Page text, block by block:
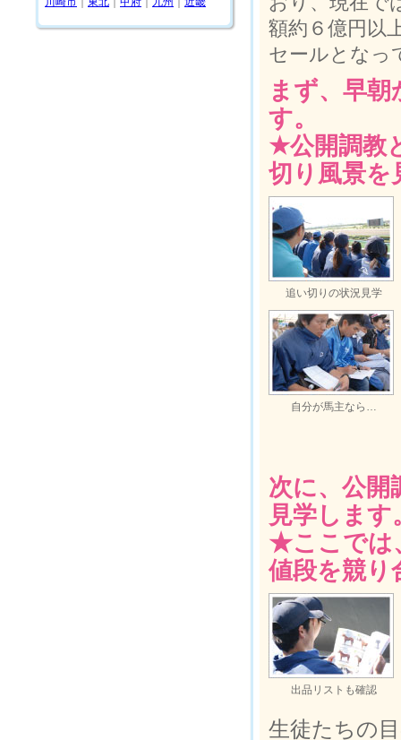
額約６億円以
セールとなっ
まず、早
す。
★公開調教
切り風景を
追い切りの状況見学
自分が馬主なら…
次に、公開
見学します
★ここでは
値段を競り
出品リストも確認
生徒たちの